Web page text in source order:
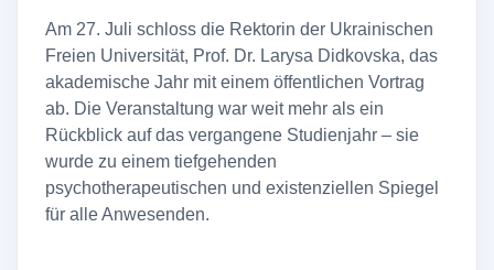
Am 27. Juli schloss die Rektorin der Ukrainischen
Freien Universität, Prof. Dr. Larysa Didkovska, das
akademische Jahr mit einem öffentlichen Vortrag
ab. Die Veranstaltung war weit mehr als ein
Rückblick auf das vergangene Studienjahr – sie
wurde zu einem tiefgehenden
psychotherapeutischen und existenziellen Spiegel
für alle Anwesenden.